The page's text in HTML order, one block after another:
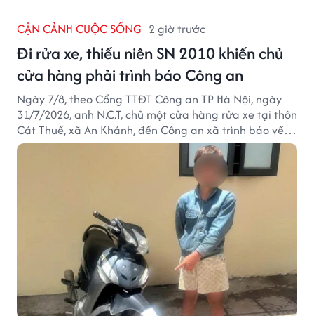
CẬN CẢNH CUỘC SỐNG 2 giờ trước
Đi rửa xe, thiếu niên SN 2010 khiến chủ
cửa hàng phải trình báo Công an
Ngày 7/8, theo Cổng TTĐT Công an TP Hà Nội, ngày
31/7/2026, anh N.C.T, chủ một cửa hàng rửa xe tại thôn
Cát Thuế, xã An Khánh, đến Công an xã trình báo về
việc bị mất trộm chiếc xe máy Honda Wave. Trong cốp
xe còn có nhiều giấy tờ cá nhân và khoảng 1,2 triệu